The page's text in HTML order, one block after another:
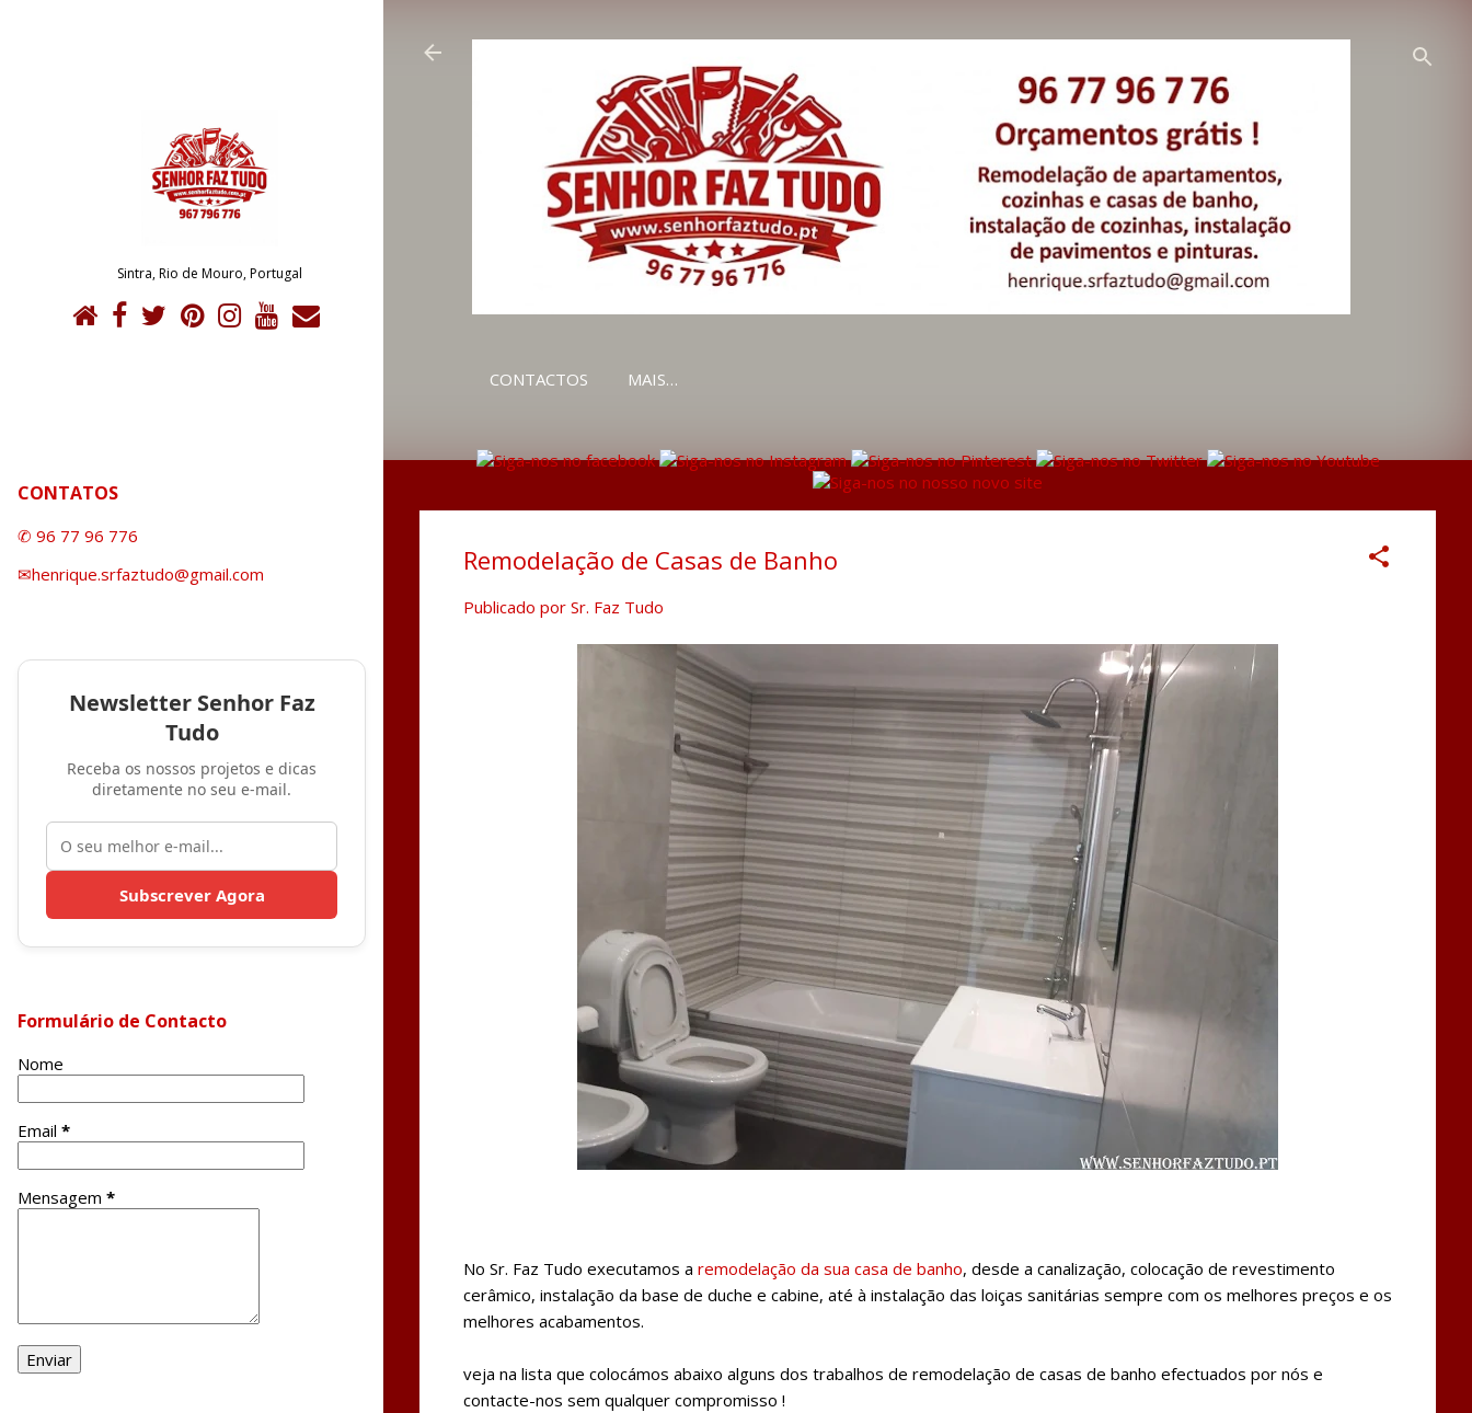
CONTACTOS MAIS…
Remodelação de Casas de Banho
Publicado por Sr. Faz Tudo
No Sr. Faz Tudo executamos a remodelação da sua casa de banho, desde a canalização, colocação de revestimento
cerâmico, instalação da base de duche e cabine, até à instalação das loiças sanitárias sempre com os melhores preços e os
melhores acabamentos.
veja na lista que colocámos abaixo alguns dos trabalhos de remodelação de casas de banho efectuados por nós e
contacte-nos sem qualquer compromisso !
Sintra, Rio de Mouro, Portugal
CONTATOS
✆ 96 77 96 776
✉henrique.srfaztudo@gmail.com
Newsletter Senhor Faz
Tudo
Receba os nossos projetos e dicas
diretamente no seu e-mail.
Subscrever Agora
Formulário de Contacto
Nome
Email *
Mensagem *